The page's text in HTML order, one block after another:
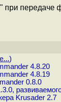
передаче
)
4.8.20
4.8.19
0.8.0
Krusader 2.7